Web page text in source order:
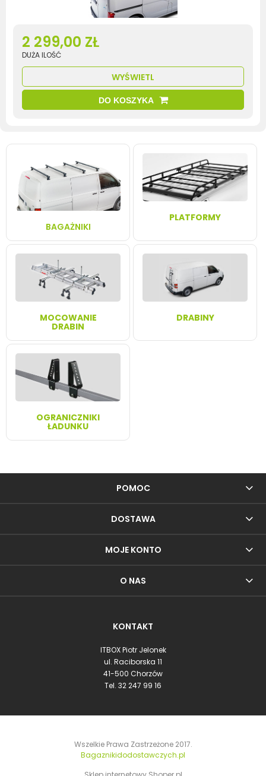
2 299,00 ZŁ
DUŻA ILOŚĆ
WYŚWIETL
DO KOSZYKA
BAGAŻNIKI
PLATFORMY
MOCOWANIE
DRABIN
DRABINY
OGRANICZNIKI
ŁADUNKU
POMOC
DOSTAWA
MOJE KONTO
O NAS
KONTAKT
ITBOX Piotr Jelonek
ul. Raciborska 11
41-500 Chorzów
Tel. 32 247 99 16
Wszelkie Prawa Zastrzeżone 2017.
Bagaznikidodostawczych.pl